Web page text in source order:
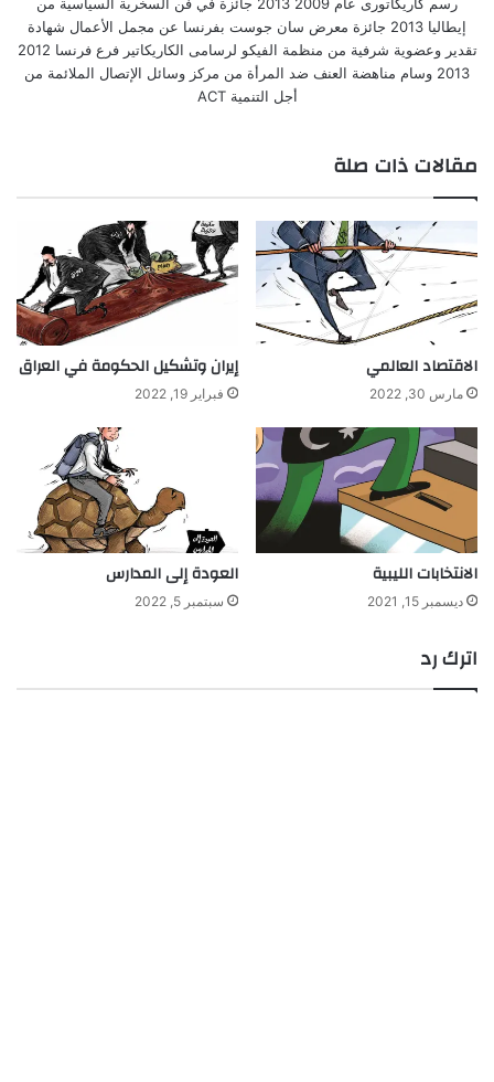
إيطاليا 2013 جائزة معرض سان جوست بفرنسا عن مجمل الأعمال شهادة
تقدير وعضوية شرفية من منظمة الفيكو لرسامى الكاريكاتير فرع فرنسا 2012
2013 وسام مناهضة العنف ضد المرأة من مركز وسائل الإتصال الملائمة من
أجل التنمية ACT
مقالات ذات صلة
الاقتصاد العالمي
مارس 30, 2022
إيران وتشكيل الحكومة في العراق
فبراير 19, 2022
الانتخابات الليبية
ديسمبر 15, 2021
العودة إلى المدارس
سبتمبر 5, 2022
اترك رد